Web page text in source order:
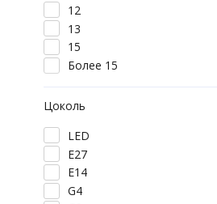
12
13
15
Более 15
Цоколь
LED
E27
E14
G4